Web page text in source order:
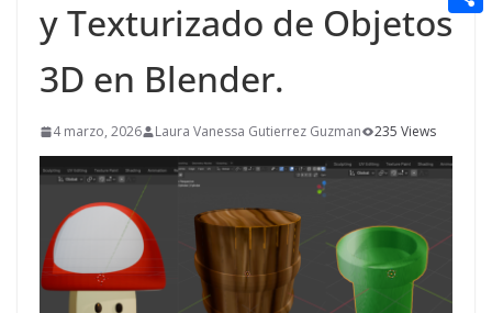
y Texturizado de Objetos
3D en Blender.
4 marzo, 2026 Laura Vanessa Gutierrez Guzman 235 Views
n
gee
a
e
t
C
a
t